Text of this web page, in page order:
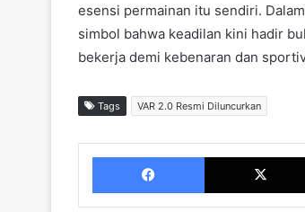
esensi permainan itu sendiri. Dalam
simbol bahwa keadilan kini hadir
bekerja demi kebenaran dan
Tags VAR 2.0 Resmi Diluncurkan
Facebook